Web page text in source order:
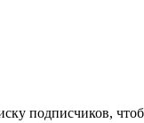
подписчиков,